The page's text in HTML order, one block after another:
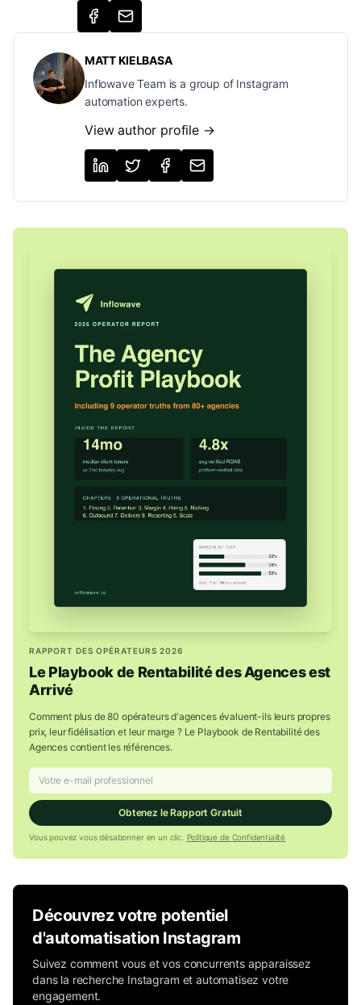
MATT KIELBASA
Inflowave Team is a group of Instagram
automation experts.
View author profile →
RAPPORT DES OPÉRATEURS 2026
Le Playbook de Rentabilité des Agences est
Arrivé
Comment plus de 80 opérateurs d'agences évaluent-ils leurs propres
prix, leur fidélisation et leur marge ? Le Playbook de Rentabilité des
Agences contient les références.
Obtenez le Rapport Gratuit
Vous pouvez vous désabonner en un clic. Politique de Confidentialité
Découvrez votre potentiel
d'automatisation Instagram
Suivez comment vous et vos concurrents apparaissez
dans la recherche Instagram et automatisez votre
engagement.